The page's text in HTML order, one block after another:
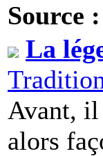
Source :
La
Avant, il
alors